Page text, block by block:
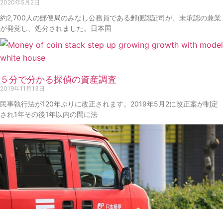
2020年5月2日
約2,700人の郵便局のみなし公務員である郵便認証司が、未承認の兼業
が発覚し、処分されました。日本国
５分で分かる探偵の資産調査
2019年11月13日
民事執行法が120年ぶりに改正されます。2019年5月2に改正案が制定
され1年その後1年以内の間に法